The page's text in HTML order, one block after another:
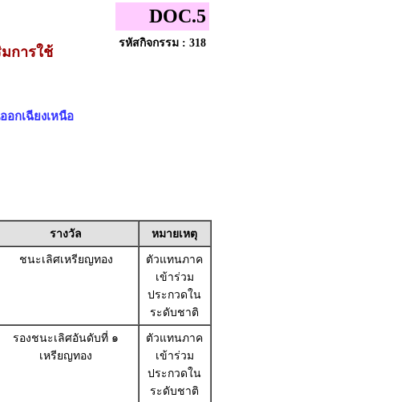
การใช้
อกเฉียงเหนือ
DOC.5
รหัสกิจกรรม : 318
รางวัล
หมายเหตุ
ชนะเลิศเหรียญทอง
ตัวแทนภาค
เข้าร่วม
ประกวดใน
ระดับชาติ
รองชนะเลิศอันดับที่ ๑
เหรียญทอง
ตัวแทนภาค
เข้าร่วม
ประกวดใน
ระดับชาติ